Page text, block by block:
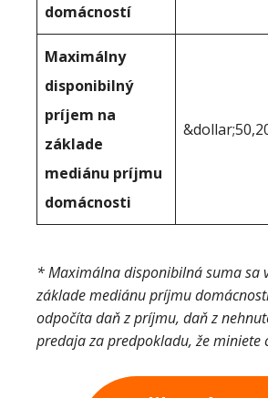
domácností
Maximálny
disponibilný
príjem na
základe
mediánu príjmu
domácnosti
* Maximálna disponibilná suma sa
základe mediánu príjmu
odpočíta daň z príjmu, daň z
predaja za predpokladu, že miniete